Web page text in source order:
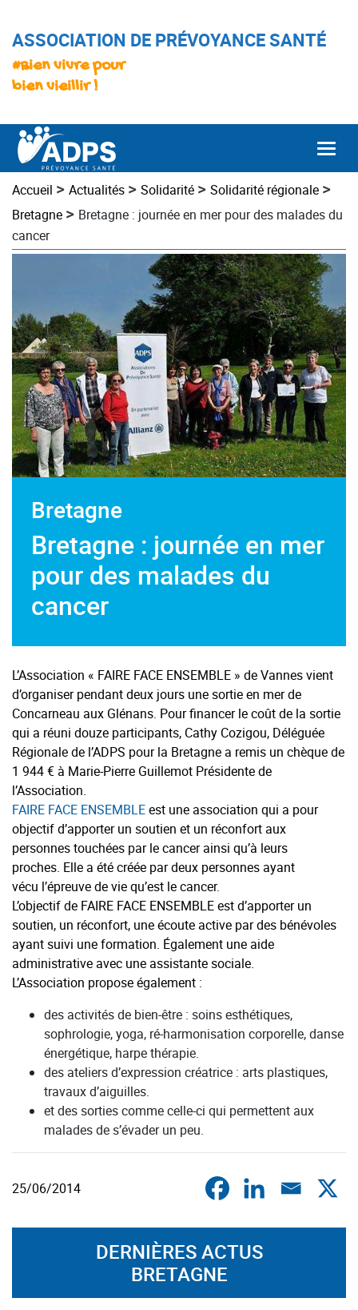
ASSOCIATION DE PRÉVOYANCE SANTÉ
#Bien vivre pour
bien vieillir !
Accueil > Actualités > Solidarité > Solidarité régionale >
Bretagne > Bretagne : journée en mer pour des malades du
cancer
Bretagne
Bretagne : journée en mer
pour des malades du
cancer
L’Association « FAIRE FACE ENSEMBLE » de Vannes vient
d’organiser pendant deux jours une sortie en mer de
Concarneau aux Glénans. Pour financer le coût de la sortie
qui a réuni douze participants, Cathy Cozigou, Déléguée
Régionale de l’ADPS pour la Bretagne a remis un chèque de
1 944 € à Marie-Pierre Guillemot Présidente de
l’Association.
FAIRE FACE ENSEMBLEest une association qui a pour
objectif d’apporter un soutien et un réconfort aux
personnes touchées par le cancer ainsi qu’à leurs
proches. Elle a été créée par deux personnes ayant
vécu l’épreuve de vie qu’est le cancer.
L’objectif de FAIRE FACE ENSEMBLE est d’apporter un
soutien, un réconfort, une écoute active par des bénévoles
ayant suivi une formation. Également une aide
administrative avec une assistante sociale.
L’Association propose également :
des activités de bien-être : soins esthétiques,
sophrologie, yoga, ré-harmonisation corporelle, danse
énergétique, harpe thérapie.
des ateliers d’expression créatrice : arts plastiques,
travaux d’aiguilles.
et des sorties comme celle-ci qui permettent aux
malades de s’évader un peu.
25/06/2014
DERNIÈRES ACTUS
BRETAGNE